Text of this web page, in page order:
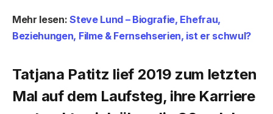
Mehr lesen:Steve Lund – Biografie, Ehefrau,
Beziehungen, Filme & Fernsehserien, ist er schwul?
Tatjana Patitz lief 2019 zum letzten
Mal auf dem Laufsteg, ihre Karriere